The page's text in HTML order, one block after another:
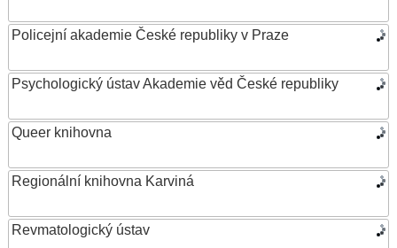
Policejní akademie České republiky v Praze
Psychologický ústav Akademie věd České republiky
Queer knihovna
Regionální knihovna Karviná
Revmatologický ústav